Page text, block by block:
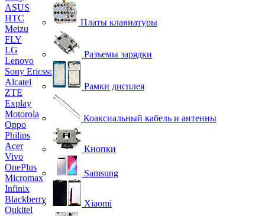
ASUS
HTC
Meizu
FLY
LG
Lenovo
Sony Ericsson
Alcatel
ZTE
Explay
Motorola
Oppo
Philips
Acer
Vivo
OnePlus
Micromax
Infinix
Blackberry
Oukitel
Платы клавиатуры
Разъемы зарядки
Рамки дисплея
Коаксиальный кабель и антенны
Кнопки
Samsung
Xiaomi